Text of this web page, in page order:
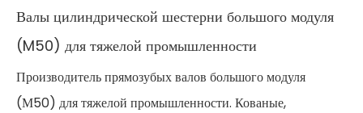
Валы цилиндрической шестерни большого модуля
(M50) для тяжелой промышленности
Производитель прямозубых валов большого модуля
(М50) для тяжелой промышленности. Кованые,